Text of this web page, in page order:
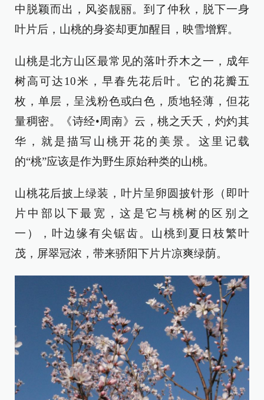
中脱颖而出，风姿靓丽。到了仲秋，脱下一身
叶片后，山桃的身姿却更加醒目，映雪增辉。
山桃是北方山区最常见的落叶乔木之一，成年
树高可达10米，早春先花后叶。它的花瓣五
枚，单层，呈浅粉色或白色，质地轻薄，但花
量稠密。《诗经•周南》云，桃之夭夭，灼灼其
华，就是描写山桃开花的美景。这里记载
的“桃”应该是作为野生原始种类的山桃。
山桃花后披上绿装，叶片呈卵圆披针形（即叶
片中部以下最宽，这是它与桃树的区别之
一），叶边缘有尖锯齿。山桃到夏日枝繁叶
茂，屏翠冠浓，带来骄阳下片片凉爽绿荫。